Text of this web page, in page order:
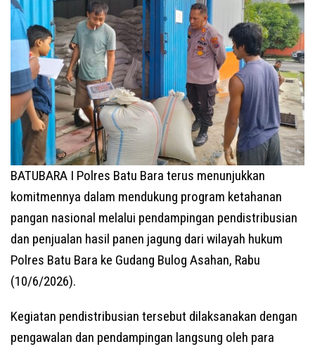
BATUBARA I Polres Batu Bara terus menunjukkan
komitmennya dalam mendukung program ketahanan
pangan nasional melalui pendampingan pendistribusian
dan penjualan hasil panen jagung dari wilayah hukum
Polres Batu Bara ke Gudang Bulog Asahan, Rabu
(10/6/2026).
Kegiatan pendistribusian tersebut dilaksanakan dengan
pengawalan dan pendampingan langsung oleh para